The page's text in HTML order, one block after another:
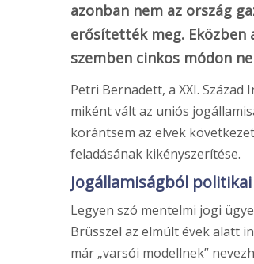
azonban nem az ország
erősítették meg. Eközben
szemben cinkos módon
Petri Bernadett, a XXI.
miként vált az uniós
korántsem az elvek
feladásának kikényszerítése.
Jogállamiságból
Legyen szó mentelmi jogi
Brüsszel az elmúlt évek alatt
már „varsói modellnek”